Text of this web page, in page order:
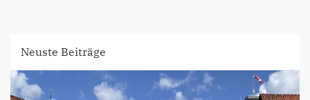
Neuste Beiträge